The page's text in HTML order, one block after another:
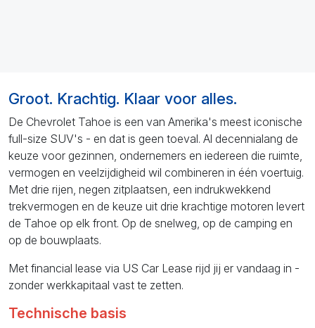
Groot. Krachtig. Klaar voor alles.
De Chevrolet Tahoe is een van Amerika's meest iconische
full-size SUV's - en dat is geen toeval. Al decennialang de
keuze voor gezinnen, ondernemers en iedereen die ruimte,
vermogen en veelzijdigheid wil combineren in één voertuig.
Met drie rijen, negen zitplaatsen, een indrukwekkend
trekvermogen en de keuze uit drie krachtige motoren levert
de Tahoe op elk front. Op de snelweg, op de camping en
op de bouwplaats.
Met financial lease via US Car Lease rijd jij er vandaag in -
zonder werkkapitaal vast te zetten.
Technische basis